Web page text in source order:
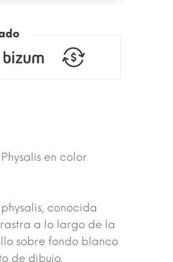
en color
conocida
a lo largo de la
sobre fondo blanco
de dibujo.